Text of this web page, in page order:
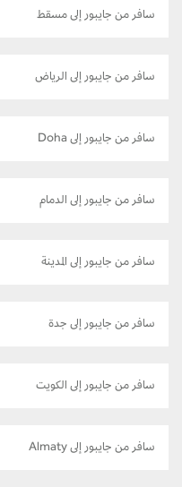
سافر من جايبور إلى مسقط
سافر من جايبور إلى الرياض
سافر من جايبور إلى Doha
سافر من جايبور إلى الدمام
سافر من جايبور إلى المدينة
سافر من جايبور إلى جدة
سافر من جايبور إلى الكويت
سافر من جايبور إلى Almaty